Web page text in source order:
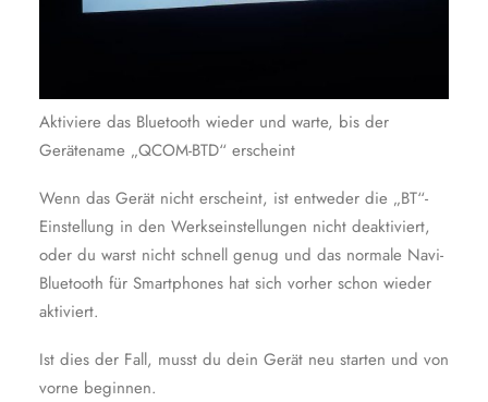
Aktiviere das Bluetooth wieder und warte, bis der
Gerätename „QCOM-BTD“ erscheint
Wenn das Gerät nicht erscheint, ist entweder die „BT“-
Einstellung in den Werkseinstellungen nicht deaktiviert,
oder du warst nicht schnell genug und das normale Navi-
Bluetooth für Smartphones hat sich vorher schon wieder
aktiviert.
Ist dies der Fall, musst du dein Gerät neu starten und von
vorne beginnen.